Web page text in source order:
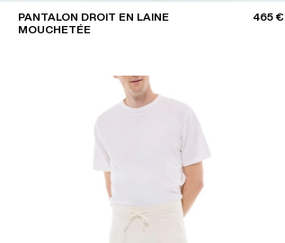
PANTALON DROIT EN LAINE
MOUCHETÉE
465 €